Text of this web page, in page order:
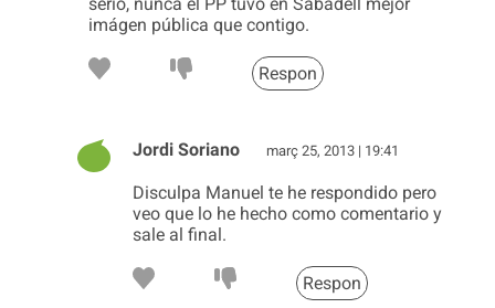
imágen pública que contigo.
Respon
Jordi Soriano març 25, 2013 | 19:41
Disculpa Manuel te he respondido pero
veo que lo he hecho como comentario y
sale al final.
Respon